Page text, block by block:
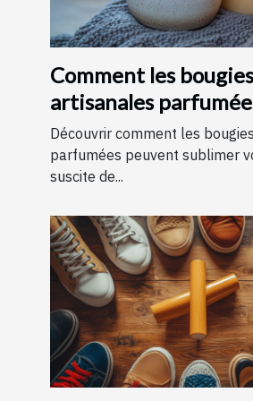
Comment les bougies
artisanales
améliorer votre
Découvrir comment les
parfumées peuvent sublimer
suscite de...